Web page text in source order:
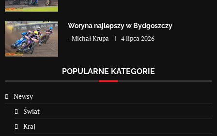
Woryna najlepszy w Bydgoszczy
-Michał Krupa 4 lipca 2026
POPULARNE KATEGORIE
Newsy
Świat
Kraj